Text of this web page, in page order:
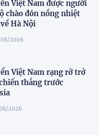
Việt Nam được người
chào đón nồng nhiệt
Hà Nội
2026
Việt Nam rạng rỡ trở
thắng trước
2026